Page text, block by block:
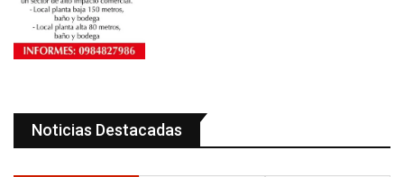
Noticias Destacadas